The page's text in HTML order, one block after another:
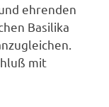
ehrenden
Basilika
mit